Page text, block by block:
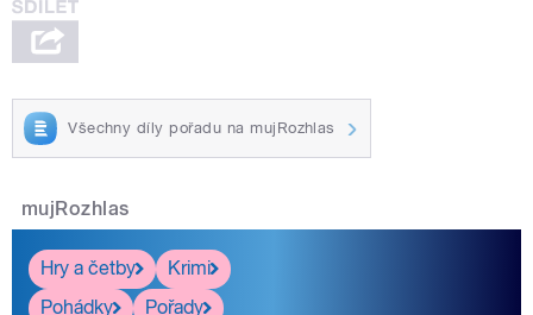
Všechny díly pořadu na mujRozhlas
mujRozhlas
Hry a četby
Krimi
Pohádky
Pořady